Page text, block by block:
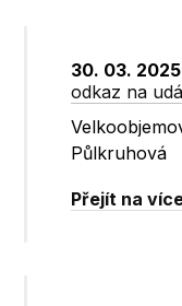
30. 03.
odkaz na
Půlkruhová
Přejít na